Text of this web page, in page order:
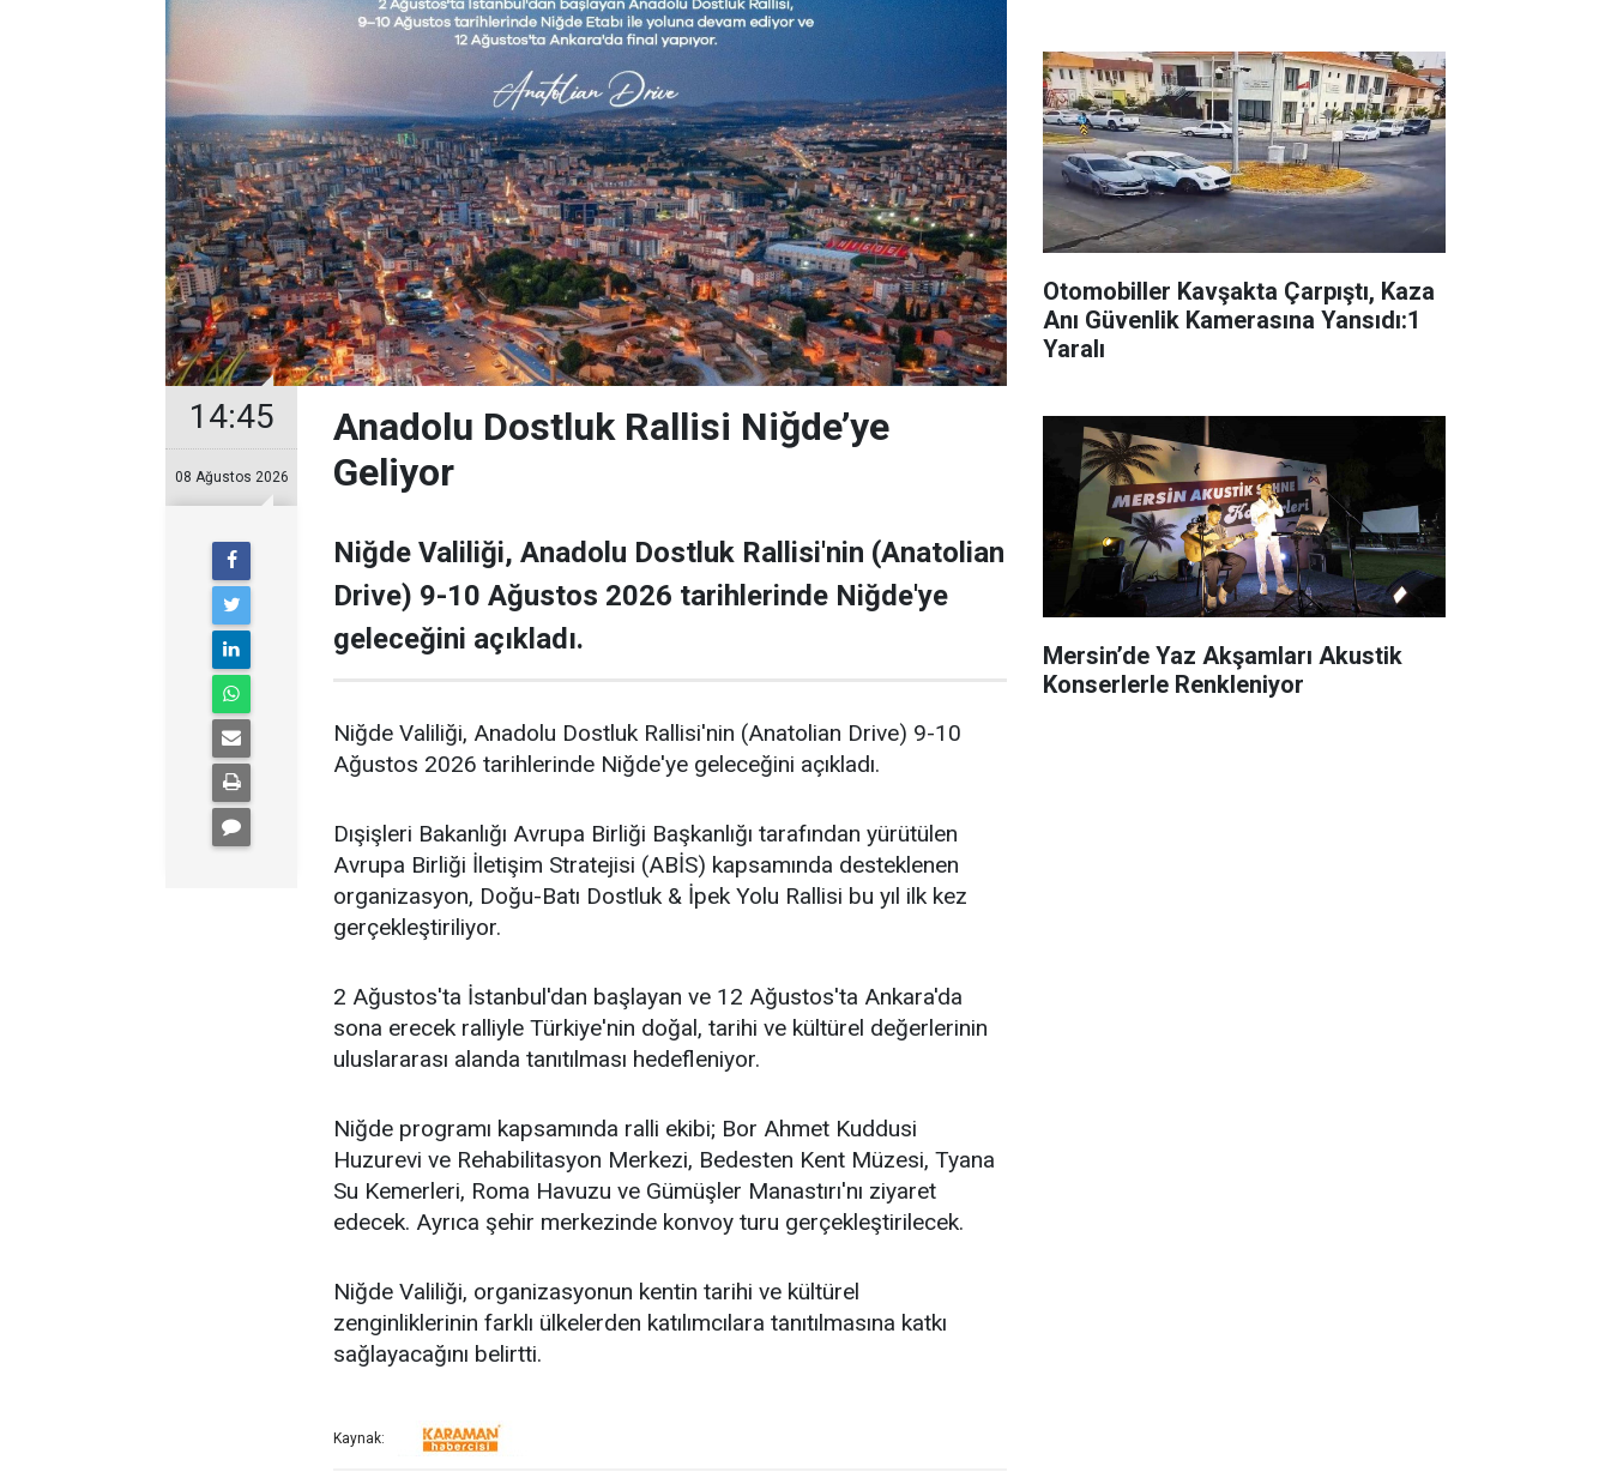
14:45
08 Ağustos 2026
Anadolu Dostluk Rallisi Niğde’ye
Geliyor
Niğde Valiliği, Anadolu Dostluk Rallisi'nin (Anatolian
Drive) 9-10 Ağustos 2026 tarihlerinde Niğde'ye
geleceğini açıkladı.
Niğde Valiliği, Anadolu Dostluk Rallisi'nin (Anatolian Drive) 9-10
Ağustos 2026 tarihlerinde Niğde'ye geleceğini açıkladı.
Dışişleri Bakanlığı Avrupa Birliği Başkanlığı tarafından yürütülen
Avrupa Birliği İletişim Stratejisi (ABİS) kapsamında desteklenen
organizasyon, Doğu-Batı Dostluk & İpek Yolu Rallisi bu yıl ilk kez
gerçekleştiriliyor.
2 Ağustos'ta İstanbul'dan başlayan ve 12 Ağustos'ta Ankara'da
sona erecek ralliyle Türkiye'nin doğal, tarihi ve kültürel değerlerinin
uluslararası alanda tanıtılması hedefleniyor.
Niğde programı kapsamında ralli ekibi; Bor Ahmet Kuddusi
Huzurevi ve Rehabilitasyon Merkezi, Bedesten Kent Müzesi, Tyana
Su Kemerleri, Roma Havuzu ve Gümüşler Manastırı'nı ziyaret
edecek. Ayrıca şehir merkezinde konvoy turu gerçekleştirilecek.
Niğde Valiliği, organizasyonun kentin tarihi ve kültürel
zenginliklerinin farklı ülkelerden katılımcılara tanıtılmasına katkı
sağlayacağını belirtti.
Kaynak:
Otomobiller Kavşakta Çarpıştı, Kaza
Anı Güvenlik Kamerasına Yansıdı:1
Yaralı
Mersin’de Yaz Akşamları Akustik
Konserlerle Renkleniyor